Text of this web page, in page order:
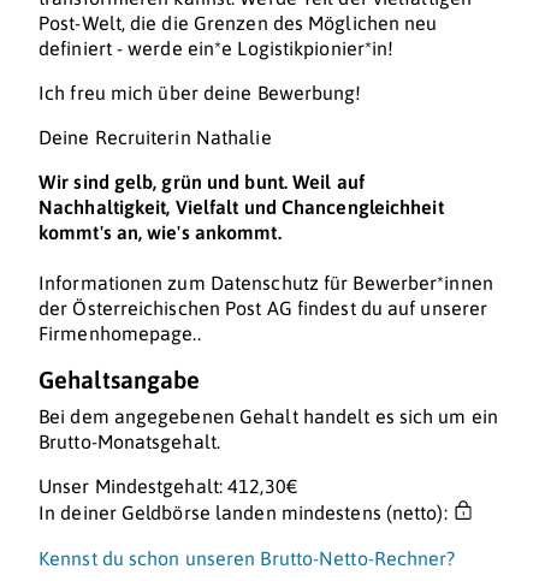
Post-Welt, die die Grenzen des Möglichen neu
definiert - werde ein*e Logistikpionier*in!
Ich freu mich über deine Bewerbung!
Deine Recruiterin Nathalie
Wir sind gelb, grün und bunt. Weil auf
Nachhaltigkeit, Vielfalt und Chancengleichheit
kommt's an, wie's ankommt.
Informationen zum Datenschutz für Bewerber*innen
der Österreichischen Post AG findest du auf unserer
Firmenhomepage..
Gehaltsangabe
Bei dem angegebenen Gehalt handelt es sich um ein
Brutto-Monatsgehalt.
Unser Mindestgehalt: 412,30€
In deiner Geldbörse landen mindestens (netto):
Kennst du schon unseren Brutto-Netto-Rechner?